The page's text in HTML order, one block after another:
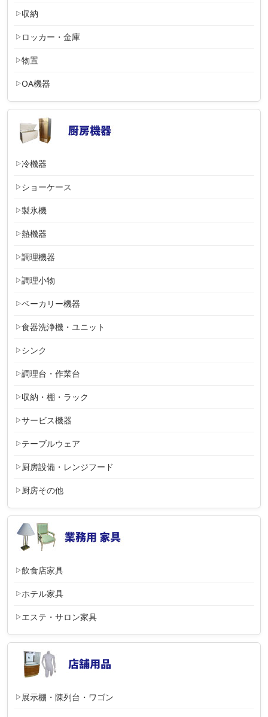
収納
ロッカー・金庫
物置
OA機器
冷機器
ショーケース
製氷機
熱機器
調理機器
調理小物
ベーカリー機器
食器洗浄機・ユニット
シンク
調理台・作業台
収納・棚・ラック
サービス機器
テーブルウェア
厨房設備・レンジフード
厨房その他
飲食店家具
ホテル家具
エステ・サロン家具
展示棚・陳列台・ワゴン